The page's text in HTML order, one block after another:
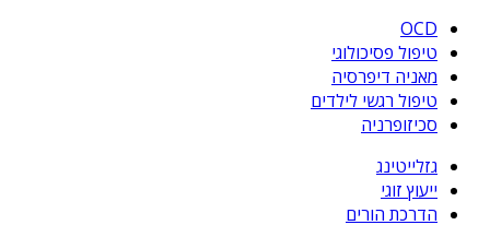
OCD
טיפול פסיכולוגי
מאניה דיפרסיה
טיפול רגשי לילדים
סכיזופרניה
גזלייטינג
ייעוץ זוגי
הדרכת הורים